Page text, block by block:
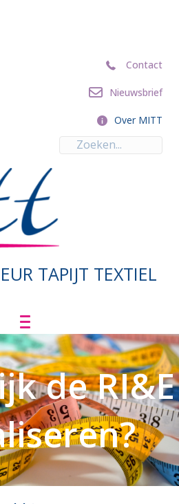
ContactContact
Nieuwsbrief
Nieuwsbrief
Over MITT
Over MITT
TAPIJT TEXTIEL
de RI&E